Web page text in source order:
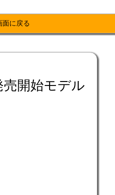
面に戻る
売開始モデル